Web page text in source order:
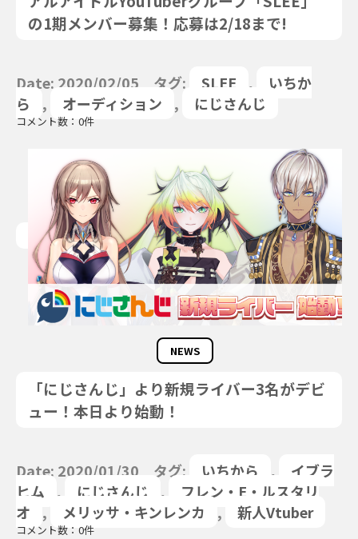
の1期メンバー募集！応募は2/18まで!
Date: 2020/02/05 タグ: SLEE ,
いちか
ら
, オーディション , にじさんじ
コメント数：0件
NEWS
「にじさんじ」より新規ライバー3名がデビ
ュー！本日より始動！
Date: 2020/01/30 タグ: いちから ,
イブラ
ヒム
, にじさんじ ,
フレン・E・ルスタリ
オ
, メリッサ・キンレンカ , 新人Vtuber
コメント数：0件